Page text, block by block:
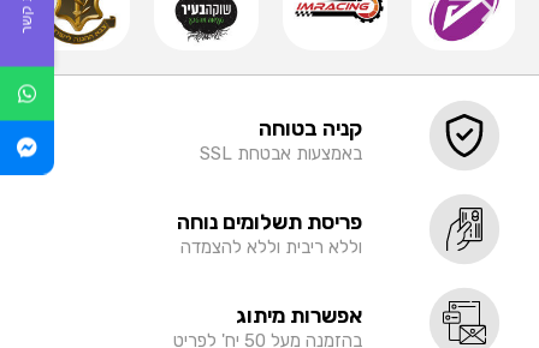
קניה בטוחה
באמצעות אבטחת SSL
פריסת תשלומים נוחה
וללא ריבית וללא להצמדה
אפשרות מיתוג
בהזמנה מעל 50 יח' לפריט